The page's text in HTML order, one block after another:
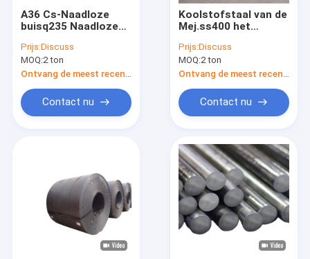
A36 Cs-Naadloze
buisq235 Naadloze
ASTM
Prijs:Discuss
MOQ:2 ton
Contact nu
Koolstofstaal van de
Mej.ss400 het
Koolstofstaal Plaat
Q235b A36
Prijs:Discuss
MOQ:2 ton
Contact nu